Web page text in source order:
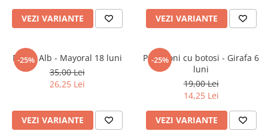
VEZI VARIANTE VEZI VARIANTE
-25%
Dres - Alb - Mayoral 18 luni
35,00 Lei
26,25 Lei
VEZI VARIANTE
-25%
Pantaloni cu botosi - Girafa 6
luni
19,00 Lei
14,25 Lei
VEZI VARIANTE